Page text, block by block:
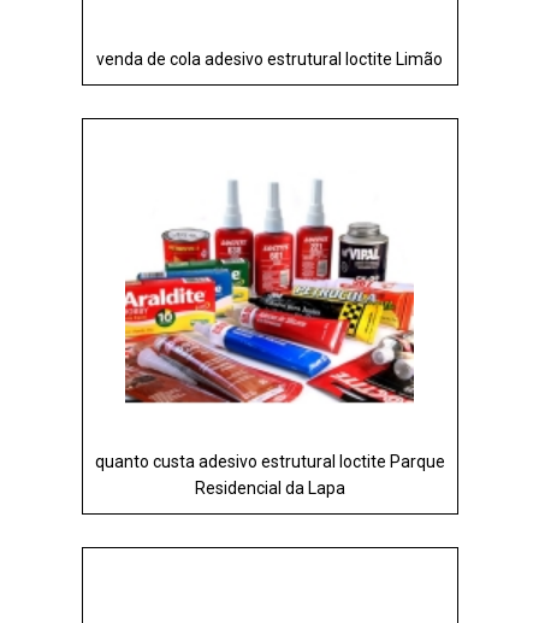
venda de cola adesivo estrutural loctite Limão
quanto custa adesivo estrutural loctite Parque
Residencial da Lapa